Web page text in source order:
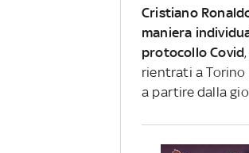
Cristiano
maniera
protocollo Covid
rientrati a Torino
a partire dalla